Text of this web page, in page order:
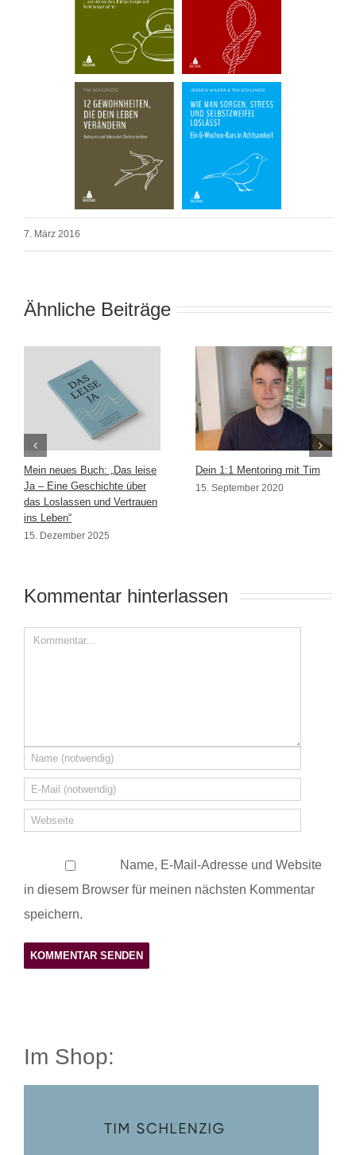
7. März 2016
Ähnliche Beiträge
Mein neues Buch: „Das leise
Ja – Eine Geschichte über
das Loslassen und Vertrauen
ins Leben“
15. Dezember 2025
Dein 1:1 Mentoring mit Tim
15. September 2020
Kommentar hinterlassen
Name, E-Mail-Adresse und Website
in diesem Browser für meinen nächsten Kommentar
speichern.
Im Shop: